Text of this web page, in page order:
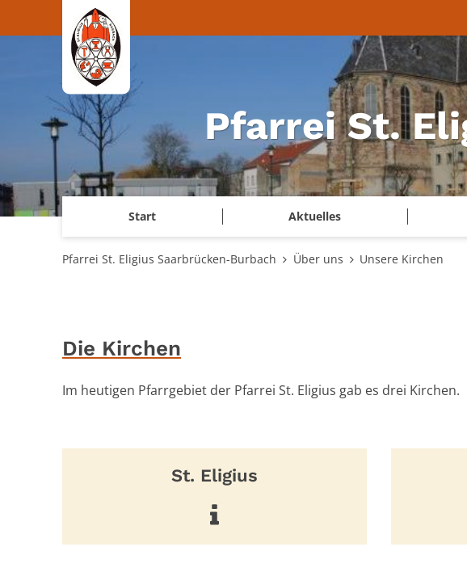
Zum Inhalt springen
Pfarrei St.
Start Aktuelles
Pfarrei St. Eligius Saarbrücken-Burbach Über uns Unsere Kirchen
Die Kirchen
Im heutigen Pfarrgebiet der Pfarrei St. Eligius gab es drei Kirchen.
St. Eligius